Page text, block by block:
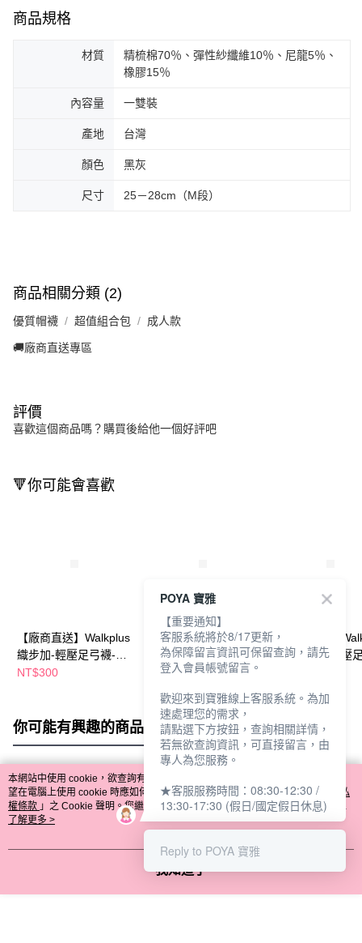
商品規格
材質
精梳棉70％、彈性紗纖維10％、尼龍5％、
橡膠15％
內容量 一雙裝
產地 台灣
顏色 黑灰
尺寸 25－28cm（M段）
商品相關分類 (2)
優質帽襪 超值組合包 成人款
🚚廠商直送專區
評價
喜歡這個商品嗎？購買後給他一個好評吧
🔻你可能會喜歡
【廠商直送】Walkplus
織步加-輕壓足弓襪-3
雙入-黑灰-22-24
NT$300
【廠商直送】Walkplus
織步加-輕壓足弓襪加
大3雙入-黑灰-28-31
NT$300
【廠商直送】
織步加-A款輕壓
你可能有興趣的商品 全站排行
熱門標籤
本網站中使用 cookie，欲查詢有關本網站使用 cookie 方式之詳情，及若您不希
望在電腦上使用 cookie 時應如何變更電腦的 cookie 設定，請參閱本網站「
隱私
權條款 」之 Cookie 聲明。您繼續使用本網站即表示您同意本公司得按本網站使
用條款之 Cookie 聲明使用 cookie。
了解更多 >
我知道了
POYA 寶雅
【重要通知】
客服系統將於8/17更新，
為保障留言資訊可保留查詢，請先
登入會員帳號留言。
歡迎來到寶雅線上客服系統。為加
速處理您的需求，
請點選下方按鈕，查詢相關詳情，
若無欲查詢資訊，可直接留言，由
專人為您服務。
★客服服務時間：08:30-12:30 /
13:30-17:30 (假日/國定假日休息)
Reply to POYA 寶雅